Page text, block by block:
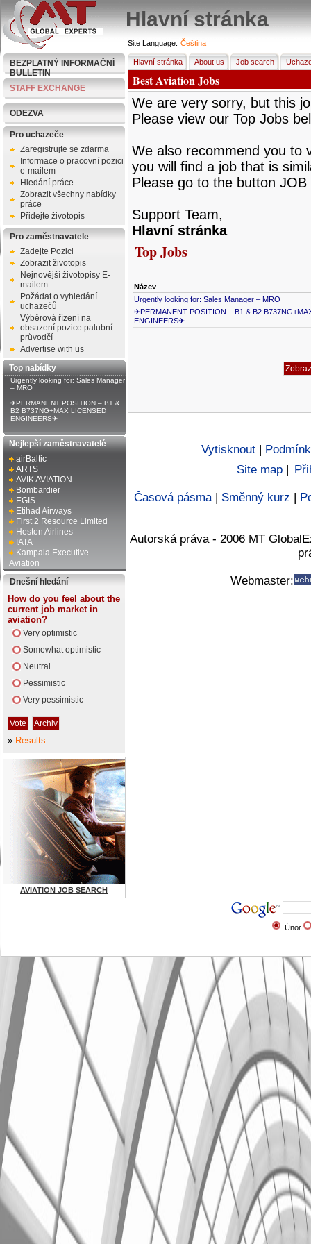
Hlavní stránka
BEZPLATNÝ INFORMAČNÍ
BULLETIN
STAFF EXCHANGE
ODEZVA
Pro uchazeče
Zaregistrujte se zdarma
Informace o pracovní pozici
e-mailem
Hledání práce
Zobrazit všechny nabídky
práce
Přidejte životopis
Pro zaměstnavatele
Zadejte Pozici
Zobrazit životopis
Nejnovější životopisy E-
mailem
Požádat o vyhledání
uchazečů
Výběrová řízení na
obsazení pozice palubní
průvodčí
Advertise with us
Top nabídky
Urgently looking for: Sales Manager
– MRO
✈PERMANENT POSITION – B1 &
B2 B737NG+MAX LICENSED
ENGINEERS✈
Nejlepší zaměstnavatelé
airBaltic
ARTS
AVIK AVIATION
Bombardier
EGIS
Etihad Airways
First 2 Resource Limited
Heston Airlines
IATA
Kampala Executive
Aviation
Dnešní hledání
How do you feel about the
current job market in
aviation?
Very optimistic
Somewhat optimistic
Neutral
Pessimistic
Very pessimistic
» Results
AVIATION JOB SEARCH
Site Language: Čeština
Hlavní stránka About us Job search
Best Aviation Jobs
We are very sorry, but this
Please view our Top Jobs
We also recommend you to
you will find a job that is
Please go to the button
Support Team,
Hlavní stránka
Top Jobs
Název
Urgently looking for: Sales Manager – MRO
✈PERMANENT POSITION – B1 & B2
ENGINEERS✈
Vytisknout |
Site map |
Časová pásma| Směnný kurz |
Autorská práva - 2006 MT
Webmaster:
Únor